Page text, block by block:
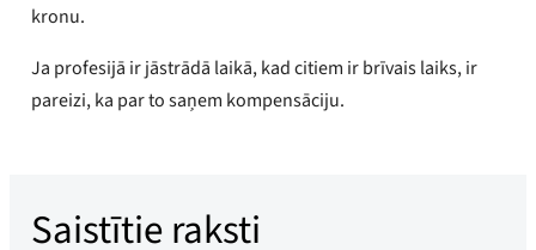
kronu.
Ja profesijā ir jāstrādā laikā, kad citiem ir brīvais laiks, ir
pareizi, ka par to saņem kompensāciju.
Saistītie raksti